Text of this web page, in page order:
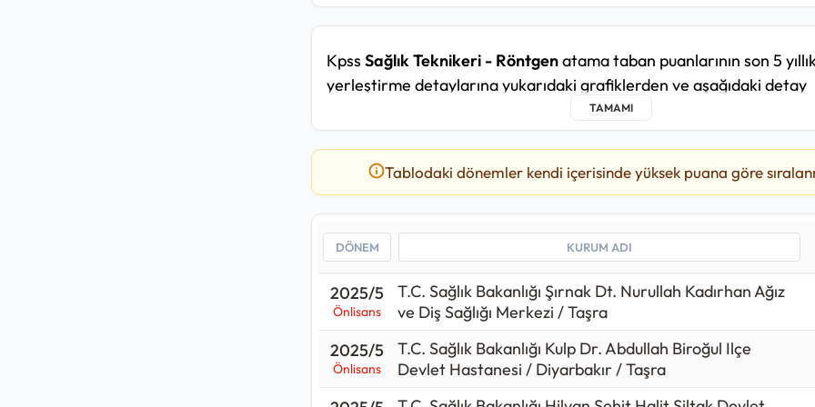
Kpss Sağlık Teknikeri - Röntgenatama taban puanlarının son 5
yerleştirme detaylarına yukarıdaki grafiklerden ve aşağıdaki detay
Sağlık Teknikeri - Röntgen kadrosunda yakın zamandaki 2025/5
döneminde, en düşük86,645puan ile T.C. Sağlık Bakanlığı Aydın
ve Çocuk Hastalıkları Hastanesi - Aydın Şehir Hastanesi / Taşra
ve Diş Sağlığı Merkezi / Taşra kurumuna yerleşilmiş.
Bu kadro için yakın tarihte yapılan yerleştirmede T.C. Sağlık
Hamidiye Etfal Eğitim ve Araştırma Hastanesi / Istanbul / Taşra
Sağlık Teknikeri - Röntgen alımlarında 2024 yılındaki
kişilik
2025 yılındaki 1880kişilik kontenjana bakılırsa%57oranında bir artış
Tablodaki dönemler kendi içerisinde yüksek puana göre
2025/5
Önlisans
T.C. Sağlık Bakanlığı Şırnak Dt. Nurullah Kadırhan Ağız
ve Diş Sağlığı Merkezi / Taşra
2025/5
Önlisans
T.C. Sağlık Bakanlığı Kulp Dr. Abdullah Biroğul Ilçe
Devlet Hastanesi / Diyarbakır / Taşra